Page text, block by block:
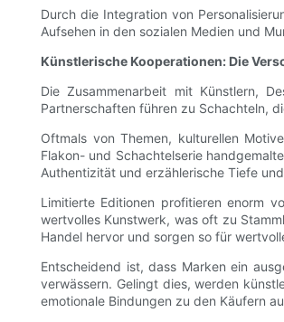
Durch die Integration von
Aufsehen in den sozialen Medien und
Künstlerische Kooperationen: Die
Die Zusammenarbeit mit Künstlern,
Partnerschaften führen zu Schachteln,
Oftmals von Themen, kulturellen
Flakon- und Schachtelserie
Authentizität und erzählerische Tiefe
Limitierte Editionen profitieren enorm
wertvolles Kunstwerk, was oft zu
Handel hervor und sorgen so für
Entscheidend ist, dass Marken ein
verwässern. Gelingt dies, werden
emotionale Bindungen zu den Käufern